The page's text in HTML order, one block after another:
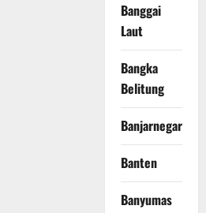
Banggai
Laut
Bangka
Belitung
Banjarnegara
Banten
Banyumas